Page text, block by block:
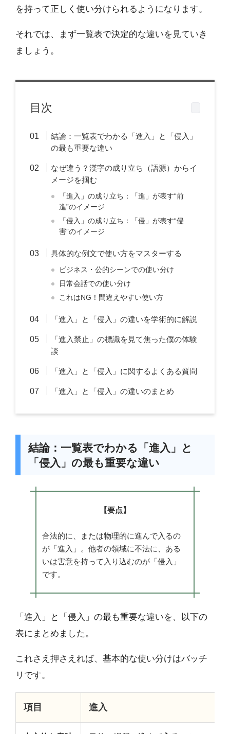
を持って正しく使い分けられるようになります。
それでは、まず一覧表で決定的な違いを見ていき
ましょう。
目次
結論：一覧表でわかる「進入」と「侵入」
の最も重要な違い
なぜ違う？漢字の成り立ち（語源）からイ
メージを掴む
「進入」の成り立ち：「進」が表す“前
進”のイメージ
「侵入」の成り立ち：「侵」が表す“侵
害”のイメージ
具体的な例文で使い方をマスターする
ビジネス・公的シーンでの使い分け
日常会話での使い分け
これはNG！間違えやすい使い方
「進入」と「侵入」の違いを学術的に解説
「進入禁止」の標識を見て焦った僕の体験
談
「進入」と「侵入」に関するよくある質問
「進入」と「侵入」の違いのまとめ
結論：一覧表でわかる「進入」と
「侵入」の最も重要な違い
【要点】
合法的に、または物理的に進んで入るの
が「進入」。他者の領域に不法に、ある
いは害意を持って入り込むのが「侵入」
です。
「進入」と「侵入」の最も重要な違いを、以下の
表にまとめました。
これさえ押さえれば、基本的な使い分けはバッチ
リです。
項目 進入